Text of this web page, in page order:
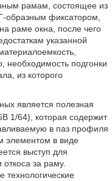
рамам, состоящее из
образным фиксатором,
раме окна, после чего
указанной
необходимость подгонки
из которого
является полезная
1/64), которая содержит
в паз профиля
элементом в виде
выступ для
за раму.
технологические